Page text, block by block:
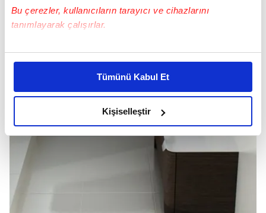
Bu çerezler, kullanıcıların tarayıcı ve cihazlarını
tanımlayarak çalışırlar.
Bu çerezlere izin vermeniz halinde sizlere özel
daha iyi reklam deneyimi yaşatabiliriz. Bunu yaparken
amacımızın size daha iyi bir reklam deneyimi sunmak
olduğunu ve sizlere en iyi içerikleri sunabilmek adına
elimizden gelen çabayı gösterdiğimizi ve bu noktada,
reklamların maliyetlerimizi karşılamak noktasında tek gelir
kalemimiz olduğunu sizlere hatırlatmak isteriz.
Her halükârda, kullanıcılar, bu çerezlere izin vermedikleri
takdirde, kullanıcılara hedefli reklamlar
Tümünü Kabul Et
Kişiselleştir